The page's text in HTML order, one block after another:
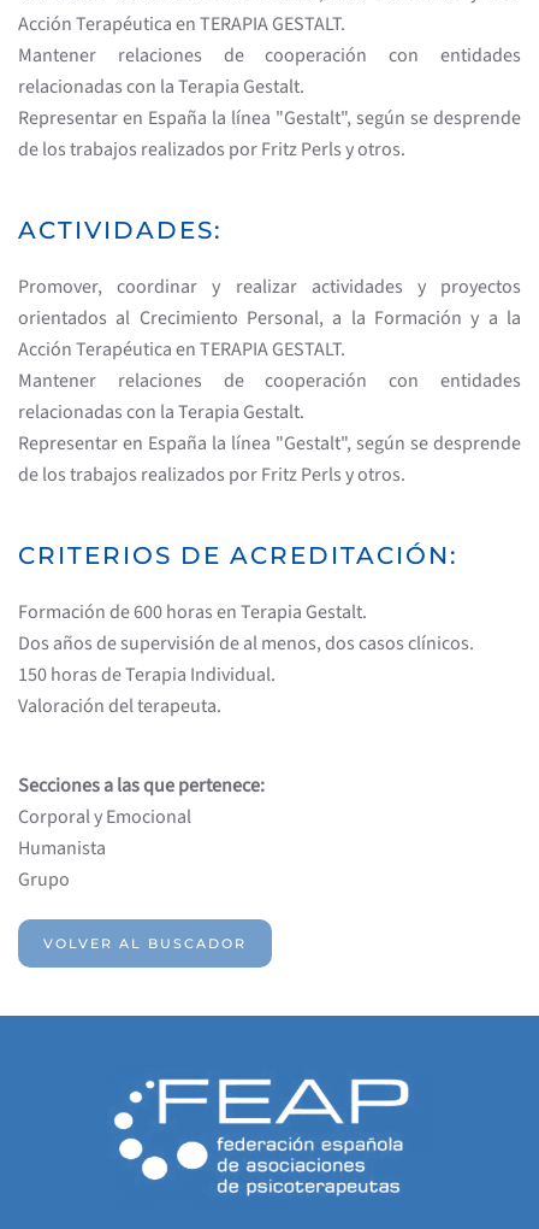
Acción Terapéutica en TERAPIA GESTALT.
Mantener relaciones de cooperación con entidades
relacionadas con la Terapia Gestalt.
Representar en España la línea "Gestalt", según se desprende
de los trabajos realizados por Fritz Perls y otros.
ACTIVIDADES:
Promover, coordinar y realizar actividades y proyectos
orientados al Crecimiento Personal, a la Formación y a la
Acción Terapéutica en TERAPIA GESTALT.
Mantener relaciones de cooperación con entidades
relacionadas con la Terapia Gestalt.
Representar en España la línea "Gestalt", según se desprende
de los trabajos realizados por Fritz Perls y otros.
CRITERIOS DE ACREDITACIÓN:
Formación de 600 horas en Terapia Gestalt.
Dos años de supervisión de al menos, dos casos clínicos.
150 horas de Terapia Individual.
Valoración del terapeuta.
Secciones a las que pertenece:
Corporal y Emocional
Humanista
Grupo
VOLVER AL BUSCADOR